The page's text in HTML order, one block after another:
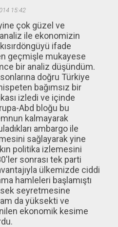
15:42
çok güzel ve
ile ekonomizin
ifade
geçmişle mukayese
bir analiz düşündüm.
doğru Türkiye
bağımsız bir
izledi ve içinde
Abd bloğu bu
kalmayarak
ambargo ile
sağlayarak yine
politika izlemesini
sonrası tek parti
ülkemizde ciddi
hamleleri başlamıştı
seyretmesine
da yüksekti ve
ekonomik kesime